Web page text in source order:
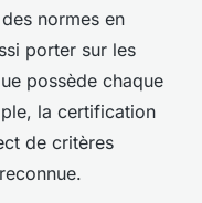
normes en
porter sur les
possède chaque
la certification
de critères